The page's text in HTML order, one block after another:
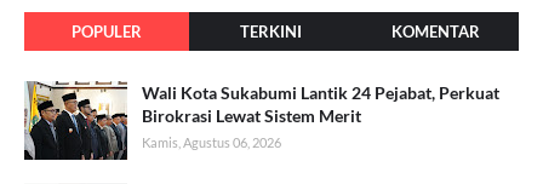
POPULER TERKINI KOMENTAR
Wali Kota Sukabumi Lantik 24 Pejabat, Perkuat
Birokrasi Lewat Sistem Merit
Kamis, Agustus 06, 2026